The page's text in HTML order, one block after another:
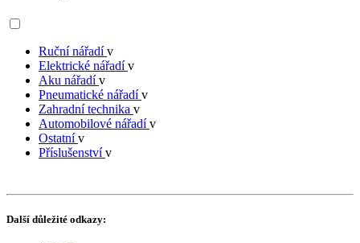
Ruční nářadív
Elektrické nářadív
Aku nářadív
Pneumatické nářadív
Zahradní technika v
Automobilové nářadív
Ostatnív
Příslušenstvív
Další důležité odkazy: